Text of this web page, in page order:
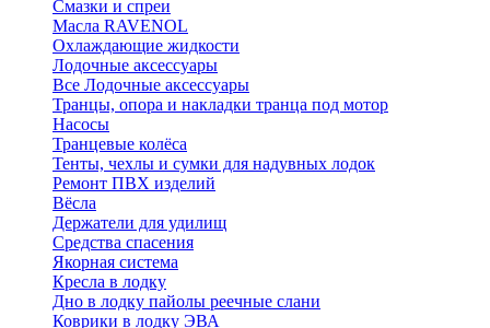
Смазки и спреи
Масла RAVENOL
Охлаждающие жидкости
Лодочные аксессуары
Все Лодочные аксессуары
Транцы, опора и накладки транца под мотор
Насосы
Транцевые колёса
Тенты, чехлы и сумки для надувных лодок
Ремонт ПВХ изделий
Вёсла
Держатели для удилищ
Средства спасения
Якорная система
Кресла в лодку
Дно в лодку пайолы реечные слани
Коврики в лодку ЭВА